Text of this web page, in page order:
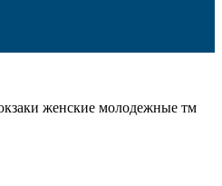
женские молодежные тм